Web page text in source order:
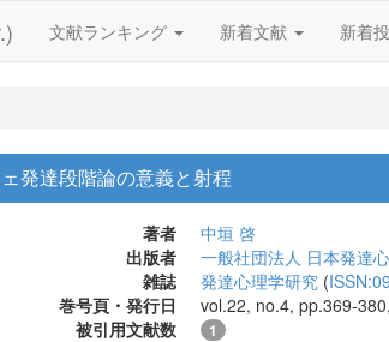
文献ランキング 新着文献 新着
発達段階論の意義と射程
著者
中垣 啓
出版者
一般社団法人 日本発達
雑誌
発達心理学研究 (
巻号頁・発行日
vol.22, no.4, pp.369-
被引用文献数
1